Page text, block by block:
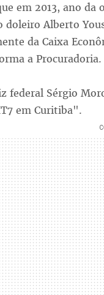
em 2013, ano da
doleiro Alberto
da Caixa
a Procuradoria.
federal Sérgio
em Curitiba".